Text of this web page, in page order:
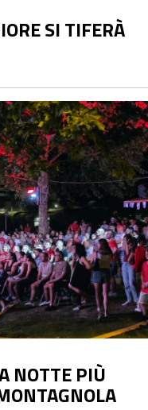
SI TIFERÀ
NOTTE PIÙ